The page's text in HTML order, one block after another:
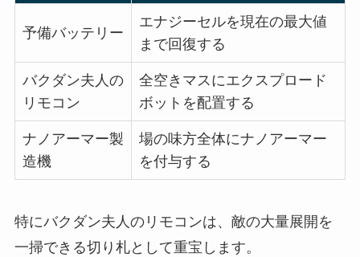
予備バッテリー
エナジーセルを現在の最大値
まで回復する
バクダン夫人の
リモコン
全空きマスにエクスプロード
ボットを配置する
ナノアーマー製
造機
場の味方全体にナノアーマー
を付与する
特にバクダン夫人のリモコンは、敵の大量展開を
一掃できる切り札として重宝します。